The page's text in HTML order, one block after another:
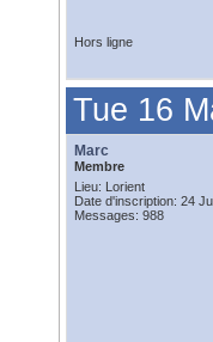
Hors ligne
Tue 16
Marc
Membre
Lieu: Lorient
Date d'inscription: 24
Messages: 988